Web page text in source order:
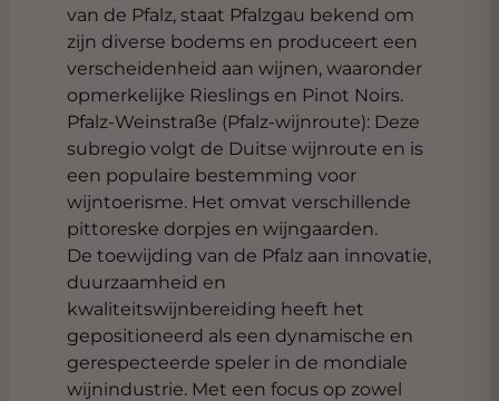
van de Pfalz, staat Pfalzgau bekend om
zijn diverse bodems en produceert een
verscheidenheid aan wijnen, waaronder
opmerkelijke Rieslings en Pinot Noirs.
Pfalz-Weinstraße (Pfalz-wijnroute): Deze
subregio volgt de Duitse wijnroute en is
een populaire bestemming voor
wijntoerisme. Het omvat verschillende
pittoreske dorpjes en wijngaarden.
De toewijding van de Pfalz aan innovatie,
duurzaamheid en
kwaliteitswijnbereiding heeft het
gepositioneerd als een dynamische en
gerespecteerde speler in de mondiale
wijnindustrie. Met een focus op zowel